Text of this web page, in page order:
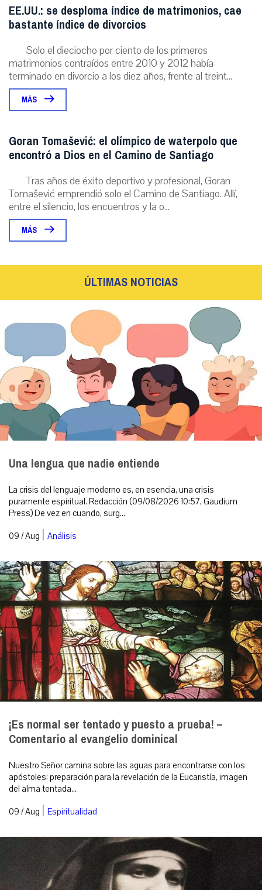
EE.UU.: se desploma índice de matrimonios, cae
bastante índice de divorcios
Solo el dieciocho por ciento de los primeros
matrimonios contraídos entre 2010 y 2012 había
terminado en divorcio a los diez años, frente al treint...
MÁS
Goran Tomašević: el olímpico de waterpolo que
encontró a Dios en el Camino de Santiago
Tras años de éxito deportivo y profesional, Goran
Tomašević emprendió solo el Camino de Santiago. Allí,
entre el silencio, los encuentros y la o...
MÁS
ÚLTIMAS NOTICIAS
Una lengua que nadie entiende
La crisis del lenguaje moderno es, en esencia, una crisis
puramente espiritual. Redacción (09/08/2026 10:57, Gaudium
Press) De vez en cuando, surg...
09 / Aug | Análisis
¡Es normal ser tentado y puesto a prueba! –
Comentario al evangelio dominical
Nuestro Señor camina sobre las aguas para encontrarse con los
apóstoles: preparación para la revelación de la Eucaristía, imagen
del alma tentada...
09 / Aug | Espiritualidad